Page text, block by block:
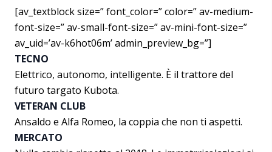
[av_textblock size=” font_color=” color=” av-medium-
font-size=” av-small-font-size=” av-mini-font-size=”
av_uid=’av-k6hot06m’ admin_preview_bg=”]
TECNO
Elettrico, autonomo, intelligente. È il trattore del
futuro targato Kubota.
VETERAN CLUB
Ansaldo e Alfa Romeo, la coppia che non ti aspetti.
MERCATO